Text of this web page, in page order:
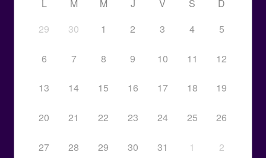
L M M J V S
D
29
30 1 2 3 4 5
6 7 8 9 10 11 12
13 14 15 16 17 18 19
20 21 22 23 24 25 26
27 28 29 30 31 1 2